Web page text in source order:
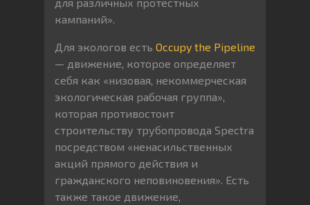
кампаний».
Для экологов есть Occupy the Pipeline
— движение, которое определяет
себя как «низовая, некоммерческая
экологическая рабочая группа»,
которая противостоит
строительству трубопровода Spectra
посредством «ненасильственных
акций прямого действия и
гражданского неповиновения». Есть
также такое движение,